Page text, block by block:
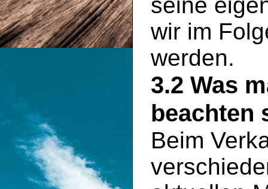
wir im
werden.
3.2 Was
beachten
Beim